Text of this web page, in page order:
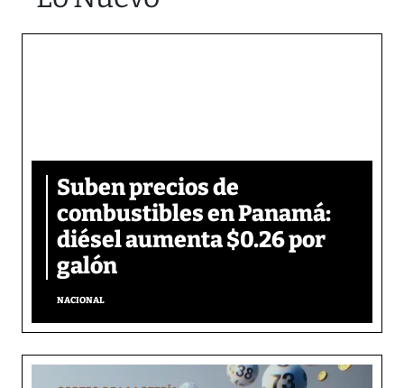
Suben precios de
combustibles en Panamá:
diésel aumenta $0.26 por
galón
NACIONAL